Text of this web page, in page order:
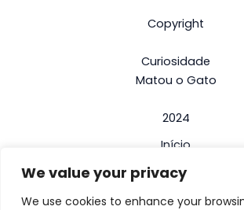
We value your privacy
We use cookies to enhance your
Copyright
Curiosidade
Matou o Gato
2024
Início
Termos e Condições
Politica de Privacidade